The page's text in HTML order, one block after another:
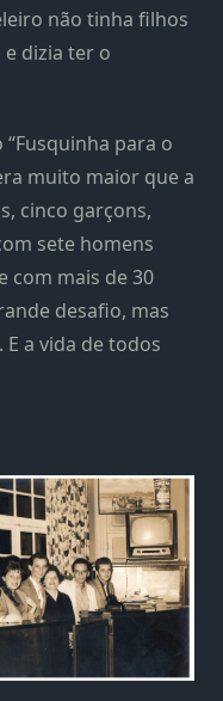
não tinha filhos
dizia ter o
“Fusquinha para o
muito maior que a
cinco garçons,
sete homens
com mais de 30
desafio, mas
a vida de todos